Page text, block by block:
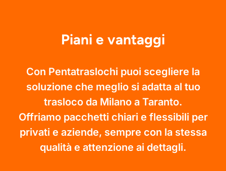
Piani e vantaggi
Con Pentatraslochi puoi scegliere la
soluzione che meglio si adatta al tuo
trasloco da Milano a Taranto.
Offriamo pacchetti chiari e flessibili per
privati e aziende, sempre con la stessa
qualità e attenzione ai dettagli.